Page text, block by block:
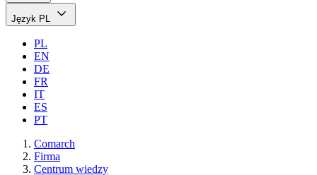
Język PL
PL
EN
DE
FR
IT
ES
PT
Comarch
Firma
Centrum wiedzy